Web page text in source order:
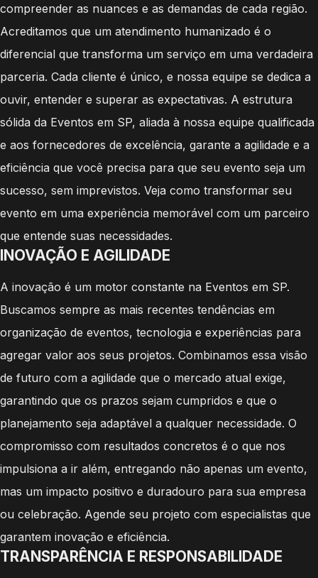
compreender as nuances e as demandas de cada região.
Acreditamos que um atendimento humanizado é o
diferencial que transforma um serviço em uma verdadeira
parceria. Cada cliente é único, e nossa equipe se dedica a
ouvir, entender e superar as expectativas. A estrutura
sólida da Eventos em SP, aliada à nossa equipe qualificada
e aos fornecedores de excelência, garante a agilidade e a
eficiência que você precisa para que seu evento seja um
sucesso, sem imprevistos. Veja como transformar seu
evento em uma experiência memorável com um parceiro
que entende suas necessidades.
INOVAÇÃO E AGILIDADE
A inovação é um motor constante na Eventos em SP.
Buscamos sempre as mais recentes tendências em
organização de eventos, tecnologia e experiências para
agregar valor aos seus projetos. Combinamos essa visão
de futuro com a agilidade que o mercado atual exige,
garantindo que os prazos sejam cumpridos e que o
planejamento seja adaptável a qualquer necessidade. O
compromisso com resultados concretos é o que nos
impulsiona a ir além, entregando não apenas um evento,
mas um impacto positivo e duradouro para sua empresa
ou celebração. Agende seu projeto com especialistas que
garantem inovação e eficiência.
TRANSPARÊNCIA E RESPONSABILIDADE